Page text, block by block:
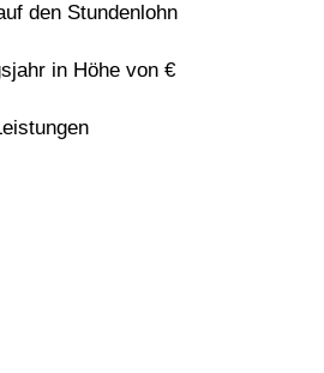
den Stundenlohn
in Höhe von €